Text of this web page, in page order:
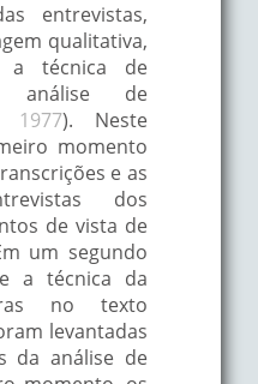
entrevistas,
qualitativa,
a técnica de
análise de
1977). Neste
momento
e as
dos
de vista de
um segundo
a técnica da
no texto
levantadas
da análise de